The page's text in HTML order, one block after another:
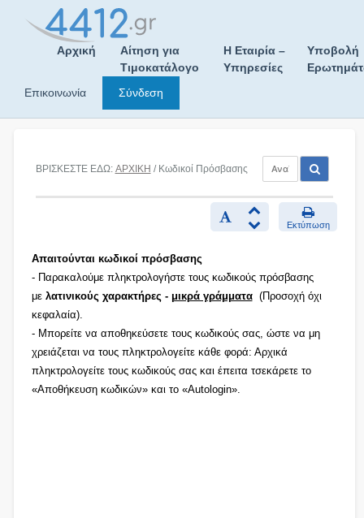
Αρχική
Αίτηση για
Τιμοκατάλογο
Η Εταιρία –
Υπηρεσίες
Υποβολή
Επικοινωνία
Σύνδεση
ΒΡΙΣΚΕΣΤΕ ΕΔΩ: ΑΡΧΙΚΗ / Κωδικοί Πρόσβασης
Εκτύπωση
Απαιτούνται κωδικοί πρόσβασης
- Παρακαλούμε πληκτρολογήστε τους κωδικούς πρόσβασης
με λατινικούς χαρακτήρες - μικρά γράμματα(Προσοχή όχι
κεφαλαία).
- Μπορείτε να αποθηκεύσετε τους κωδικούς σας, ώστε να μη
χρειάζεται να τους πληκτρολογείτε κάθε φορά: Αρχικά
πληκτρολογείτε τους κωδικούς σας και έπειτα τσεκάρετε το
«Αποθήκευση κωδικών» και το «Autologin».